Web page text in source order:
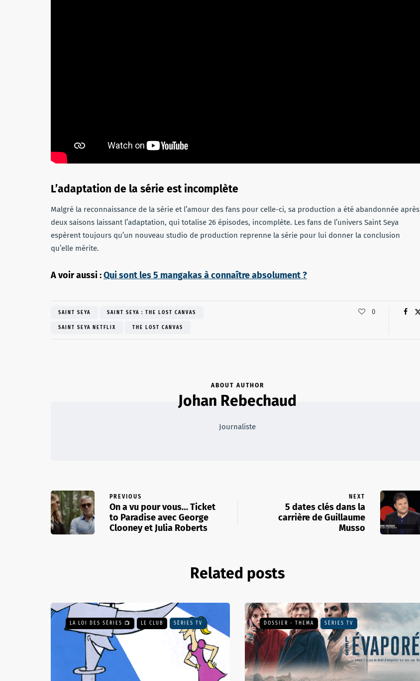
L’adaptation de la série est incomplète
Malgré la reconnaissance de la série et l’amour des fans pour celle-ci, sa production a été abandonnée après
deux saisons laissant l’adaptation, qui totalise 26 épisodes, incomplète. Les fans de l’univers Saint Seya
espèrent toujours qu’un nouveau studio de production reprenne la série pour lui donner la conclusion
qu’elle mérite.
A voir aussi :Qui sont les 5 mangakas à connaître absolument ?
SAINT SEYA SAINT SEYA : THE LOST CANVAS
SAINT SEYA NETFLIX THE LOST CANVAS
0
ABOUT AUTHOR
Johan Rebechaud
Journaliste
PREVIOUS
On a vu pour vous… Ticket
to Paradise avec George
Clooney et Julia Roberts
NEXT
5 dates clés dans la
carrière de Guillaume
Musso
Related posts
LA LOI DES SÉRIES 📺 LE CLUB SÉRIES TV DOSSIER - THEMA SÉRIES TV